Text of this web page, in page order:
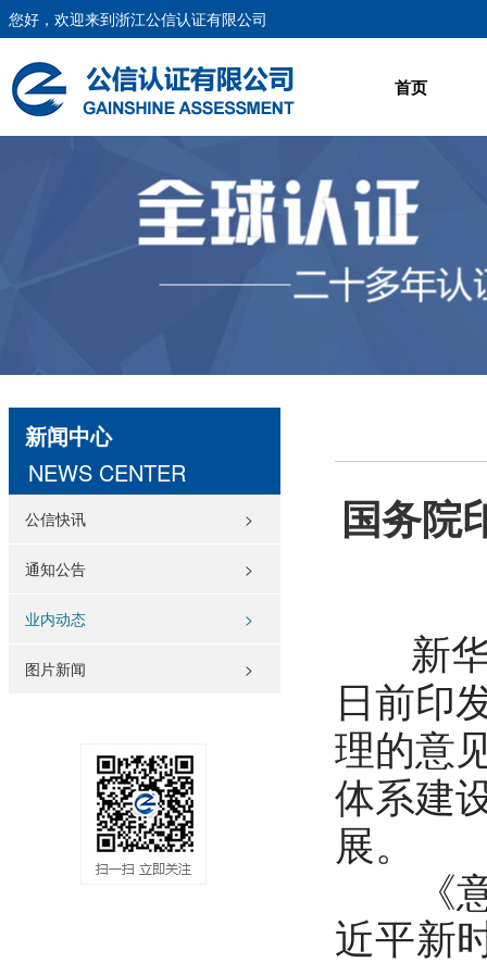
您好，欢迎来到浙江公信认证有限公司
首页
新闻中心
NEWS CENTER
公信快讯 >
通知公告 >
业内动态 >
图片新闻 >
国务院
新
日前印
理的意
体系建
展。
《意
近平新